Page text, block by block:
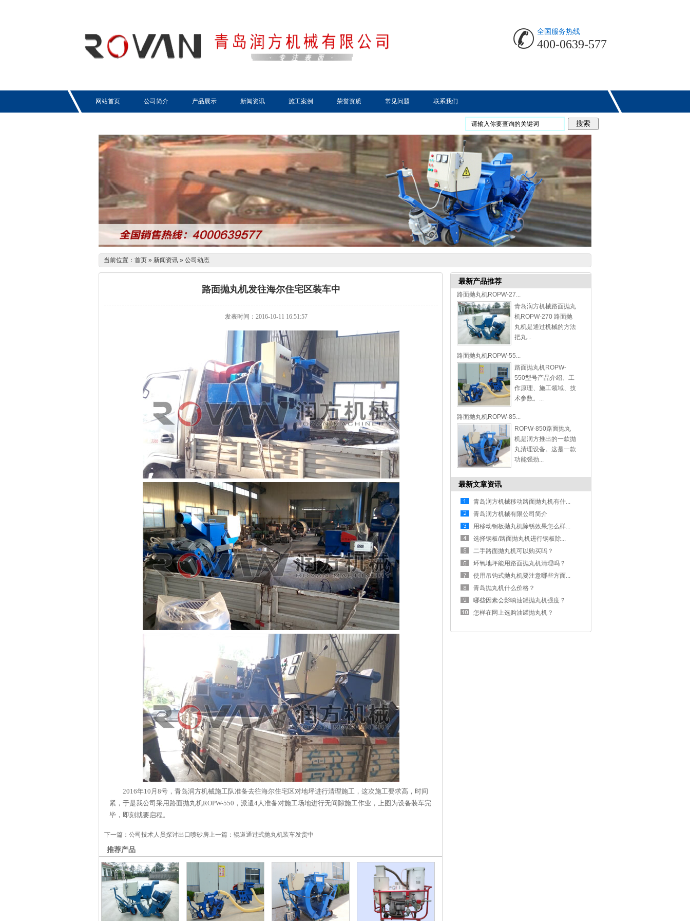
全国服务热线
400-0639-577
网站首页 公司简介 产品展示 新闻资讯 施工案例 荣誉资质 常见问题 联系我们
当前位置： 首页 » 新闻资讯 » 公司动态
路面抛丸机发往海尔住宅区装车中
发表时间：2016-10-11 16:51:57
2016年10月8号，青岛润方机械施工队准备去往海尔住宅区对地坪进行清理施工，这次施工要求高，时间
紧，于是我公司采用路面抛丸机ROPW-550，派遣4人准备对施工场地进行无间隙施工作业，上图为设备装车完
毕，即刻就要启程。
下一篇： 公司技术人员探讨出口喷砂房上一篇： 辊道通过式抛丸机装车发货中
推荐产品
最新产品推荐
路面抛丸机ROPW-27...
青岛润方机械路面抛丸
机ROPW-270 路面抛
丸机是通过机械的方法
把丸...
路面抛丸机ROPW-55...
路面抛丸机ROPW-
550型号产品介绍、工
作原理、施工领域、技
术参数。...
路面抛丸机ROPW-85...
ROPW-850路面抛丸
机是润方推出的一款抛
丸清理设备。这是一款
功能强劲...
最新文章资讯
青岛润方机械移动路面抛丸机有什...
青岛润方机械有限公司简介
用移动钢板抛丸机除锈效果怎么样...
选择钢板/路面抛丸机进行钢板除...
二手路面抛丸机可以购买吗？
环氧地坪能用路面抛丸机清理吗？
使用吊钩式抛丸机要注意哪些方面...
青岛抛丸机什么价格？
哪些因素会影响油罐抛丸机强度？
怎样在网上选购油罐抛丸机？